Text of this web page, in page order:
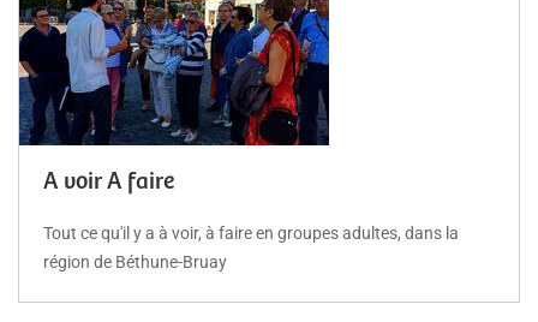
A voir A faire
Tout ce qu'il y a à voir, à faire en groupes adultes, dans la
région de Béthune-Bruay